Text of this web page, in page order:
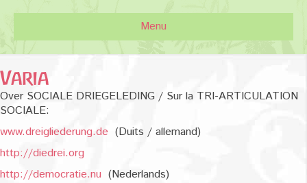
Menu
Varia
Over SOCIALE DRIEGELEDING / Sur la TRI-ARTICULATION
SOCIALE:
www.dreigliederung.de (Duits / allemand)
http://diedrei.org
http://democratie.nu (Nederlands)